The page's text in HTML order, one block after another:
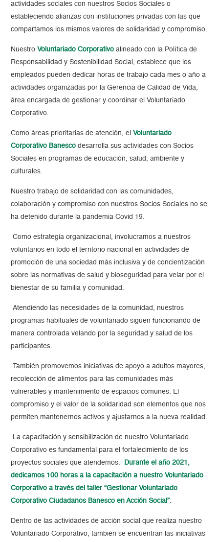
actividades sociales con nuestros Socios Sociales o
estableciendo alianzas con instituciones privadas con las que
compartamos los mismos valores de solidaridad y compromiso.
Nuestro Voluntariado Corporativo alineado con la Política de
Responsabilidad y Sostenibilidad Social, establece que los
empleados pueden dedicar horas de trabajo cada mes o año a
actividades organizadas por la Gerencia de Calidad de Vida,
área encargada de gestionar y coordinar el Voluntariado
Corporativo.
Como áreas prioritarias de atención, el Voluntariado
Corporativo Banesco desarrolla sus actividades con Socios
Sociales en programas de educación, salud, ambiente y
culturales.
Nuestro trabajo de solidaridad con las comunidades,
colaboración y compromiso con nuestros Socios Sociales no se
ha detenido durante la pandemia Covid 19.
Como estrategia organizacional, involucramos a nuestros
voluntarios en todo el territorio nacional en actividades de
promoción de una sociedad más inclusiva y de concientización
sobre las normativas de salud y bioseguridad para velar por el
bienestar de su familia y comunidad.
Atendiendo las necesidades de la comunidad, nuestros
programas habituales de voluntariado siguen funcionando de
manera controlada velando por la seguridad y salud de los
participantes.
También promovemos iniciativas de apoyo a adultos mayores,
recolección de alimentos para las comunidades más
vulnerables y mantenimiento de espacios comunes. El
compromiso y el valor de la solidaridad son elementos que nos
permiten mantenernos activos y ajustarnos a la nueva realidad.
La capacitación y sensibilización de nuestro Voluntariado
Corporativo es fundamental para el fortalecimiento de los
proyectos sociales que atendemos.
Durante el año 2021,
dedicamos 100 horas a la capacitación a nuestro Voluntariado
Corporativo a través del taller “Gestionar Voluntariado
Corporativo Ciudadanos Banesco en Acción Social”.
Dentro de las actividades de acción social que realiza nuestro
Voluntariado Corporativo, también se encuentran las iniciativas